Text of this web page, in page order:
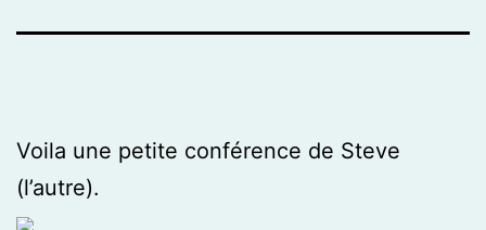
Voila une petite conférence de Steve
(l’autre).